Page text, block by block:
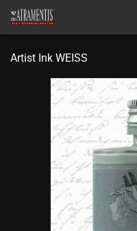
Artist Ink WEISS